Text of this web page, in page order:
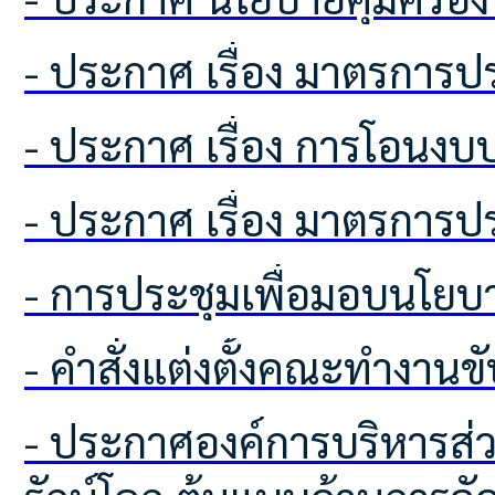
- ประกาศ เรื่อง มาตรกา
- ประกาศ เรื่อง การโอ
- ประกาศ เรื่อง มาตรกา
- การประชุมเพื่อมอบนโย
- คำสั่งแต่งตั้งคณะทำงาน
- ประกาศองค์การบริหารส่วนตำบลโคกเพลาะ เรื่อง ผลการคัดเลือกอาสาสมัครท้องถิ่น